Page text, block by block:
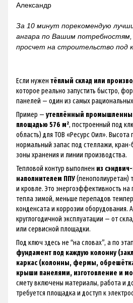
Александр
За 10 минут порекомендую
ангара по Вашим
просчет на строительство под
Если нужен тёплый склад или
которое реально запустить быстро,
панелей — один из самых
Пример — утеплённый
площадью 576 м², построенный под
область) для ТОВ «Ресурс Оил». Высота
нормальный запас под стеллажи,
зоны хранения и линии производства.
Тепловой контур выполнен из
наполнителем ППУ(пенополиуретан)
и кровле. Это энергоэффективность на
тепла зимой, меньше перепадов
конденсата и коррозии оборудования.
круглогодичной эксплуатации — от
или сервисной площадки.
Под ключ здесь не “на словах”, а по
фундамент под каждую колонну
каркас (колонны, фермы,
крыши панелями, изготовление и
смету включены материалы, работа и
требуется площадка и доступ к